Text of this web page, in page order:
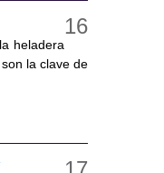
heladera
la clave de